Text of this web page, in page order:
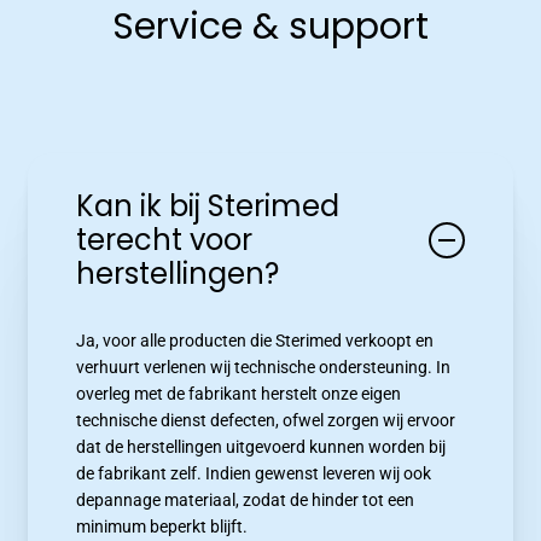
Buiten kantooruren staat onze telefoon
doorgeschakeld naar Ludwig, zodat hij uw oproep
Service & support
Kan ik bij Sterimed
terecht voor
herstellingen?
Ja, voor alle producten die Sterimed verkoopt en
verhuurt verlenen wij technische ondersteuning. In
overleg met de fabrikant herstelt onze eigen
technische dienst defecten, ofwel zorgen wij ervoor
dat de herstellingen uitgevoerd kunnen worden bij
de fabrikant zelf. Indien gewenst leveren wij ook
depannage materiaal, zodat de hinder tot een
minimum beperkt blijft.
Tous les employés en vue
team
beeld
Questions fréquemment
En ligne directement votre réponse